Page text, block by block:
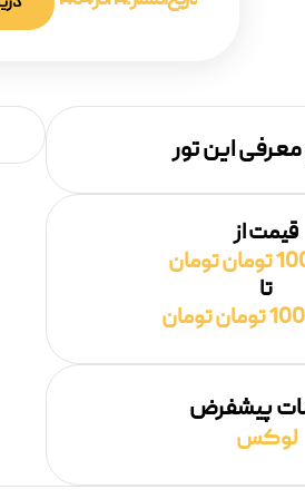
این تور
قیمت از
تا
تومان
پیشفرض
لوکس